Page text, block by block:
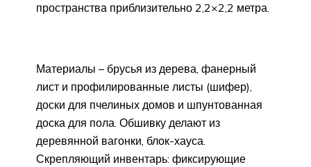
пространства приблизительно 2,2×2,2 метра.
Материалы – брусья из дерева, фанерный
лист и профилированные листы (шифер),
доски для пчелиных домов и шпунтованная
доска для пола. Обшивку делают из
деревянной вагонки, блок-хауса.
Скрепляющий инвентарь: фиксирующие